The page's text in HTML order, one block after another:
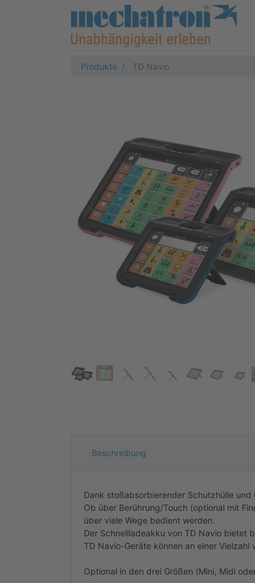
Produkte TD Navio
Beschreibung
Dank stoßabsorbierender Schutzhülle
Ob über Berührung/Touch (optional mit
über viele Wege bedient werden.
Der Schnellladeakku von TD Navio bietet
TD Navio-Geräte können an einer
Optional in den drei Größen (Mini, Midi